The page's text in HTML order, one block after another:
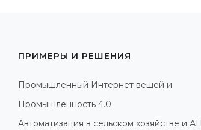
ПРИМЕРЫ И РЕШЕНИЯ
Промышленный Интернет вещей и
Промышленность 4.0
Автоматизация в сельском хозяйстве и